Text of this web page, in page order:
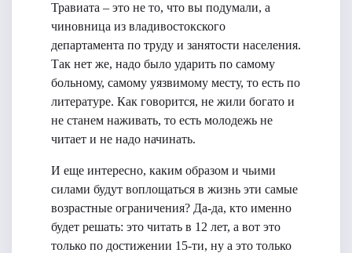
Травиата – это не то, что вы подумали, а
чиновница из владивостокского
департамента по труду и занятости населения.
Так нет же, надо было ударить по самому
больному, самому уязвимому месту, то есть по
литературе. Как говорится, не жили богато и
не станем наживать, то есть молодежь не
читает и не надо начинать.
И еще интересно, каким образом и чьими
силами будут воплощаться в жизнь эти самые
возрастные ограничения? Да-да, кто именно
будет решать: это читать в 12 лет, а вот это
только по достижении 15-ти, ну а это только